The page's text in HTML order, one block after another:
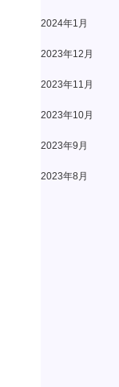
2024年1月
2023年12月
2023年11月
2023年10月
2023年9月
2023年8月